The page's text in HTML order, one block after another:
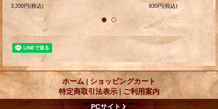
3,200円(税込)
830円(税込)
ホーム | ショッピングカート
特定商取引法表示 | ご利用案内
PCサイト